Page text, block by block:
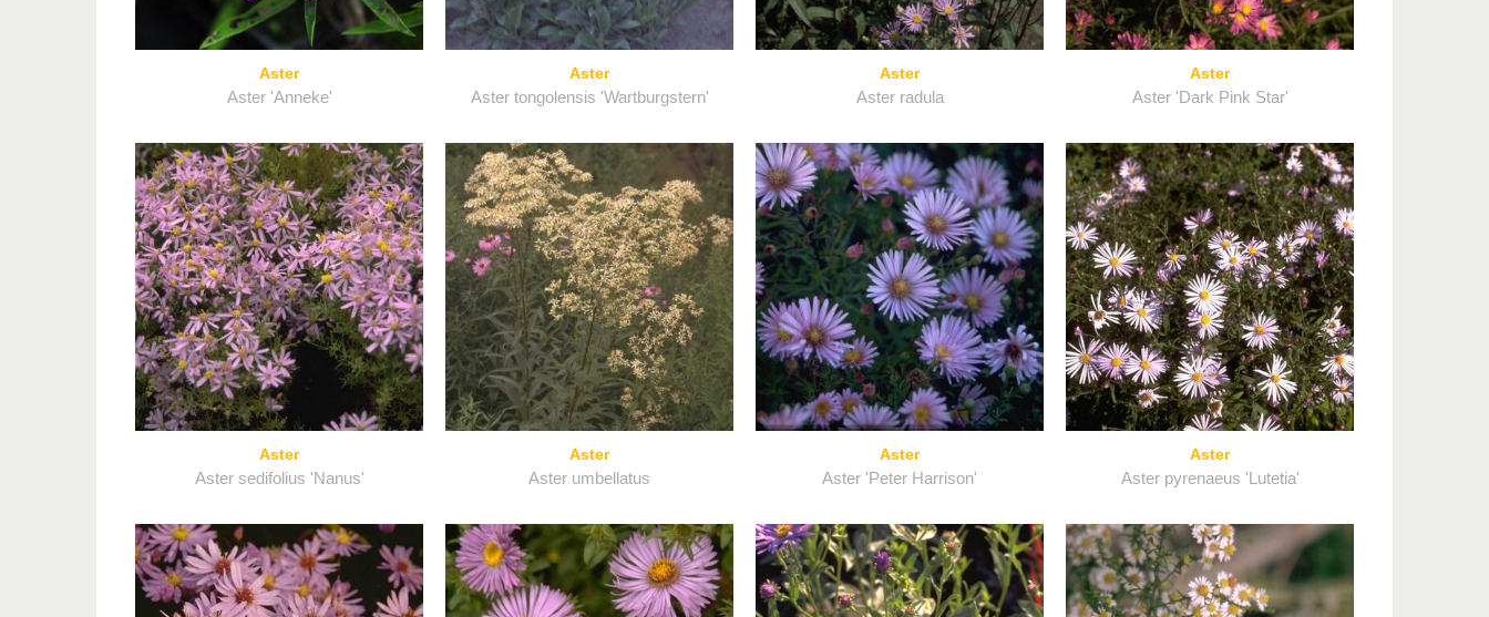
Aster
Aster 'Anneke'
Aster
Aster tongolensis 'Wartburgstern'
Aster
Aster radula
Aster
Aster 'Dark Pink Star'
Aster
Aster sedifolius 'Nanus'
Aster
Aster umbellatus
Aster
Aster 'Peter Harrison'
Aster
Aster pyrenaeus 'Lutetia'